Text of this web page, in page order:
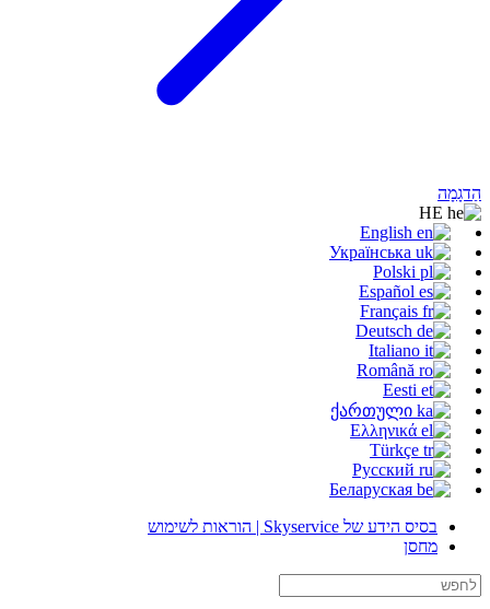
הַדגָמָה
English
Українська
Polski
Español
Français
Deutsch
Italiano
Română
Eesti
ქართული
Ελληνικά
Türkçe
Русский
Беларуская
בסיס הידע של Skyservice | הוראות לשימוש
מחסן